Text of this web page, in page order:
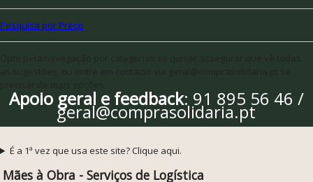
Pesquisa por Preço
Apoio geral e feedback: 91 895 56 46 /
geral@comprasolidaria.pt
É a 1ª vez que usa este site? Clique aqui.
Mães à Obra - Serviços de Logística